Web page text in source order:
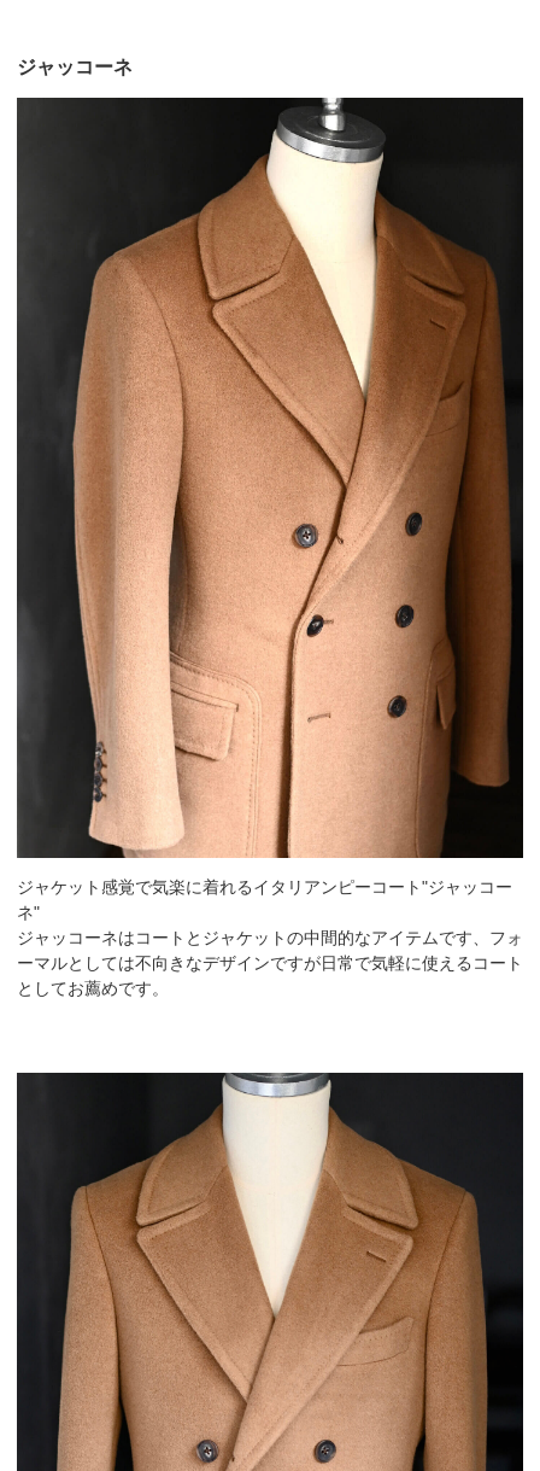
ジャッコーネ
ジャケット感覚で気楽に着れるイタリアンピーコート"ジャッコー
ネ"
ジャッコーネはコートとジャケットの中間的なアイテムです、フォ
ーマルとしては不向きなデザインですが日常で気軽に使えるコート
としてお薦めです。